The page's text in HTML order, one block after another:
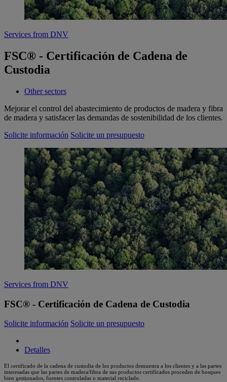
Services from DNV
FSC® - Certificación de Cadena de
Custodia
Other sectors
Mejorar el control del abastecimiento de productos de madera y fibra
de madera y satisfacer las demandas de sostenibilidad de los clientes.
Solicite información Solicite un presupuesto
Services from DNV
FSC® - Certificación de Cadena de Custodia
Solicite información Solicite un presupuesto
Detalles
El certificado de la cadena de custodia de los productos demuestra a los clientes y a las partes
interesadas que las partes de madera/fibra de sus productos certificados proceden de bosques
bien gestionados, fuentes controladas o material reciclado.